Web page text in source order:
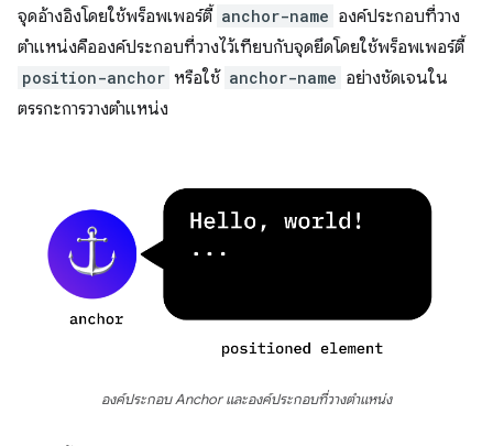
จุดอ้างอิงโดยใช้พร็อพเพอร์ตี้ anchor-name องค์ประกอบที่วาง
ตำแหน่งคือองค์ประกอบที่วางไว้เทียบกับจุดยึดโดยใช้พร็อพเพอร์ตี้
position-anchor หรือใช้ anchor-name อย่างชัดเจนใน
ตรรกะการวางตำแหน่ง
องค์ประกอบ Anchor และองค์ประกอบที่วางตำแหน่ง